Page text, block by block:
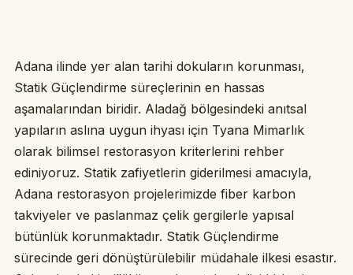
Adana ilinde yer alan tarihi dokuların korunması,
Statik Güçlendirme süreçlerinin en hassas
aşamalarından biridir. Aladağ bölgesindeki anıtsal
yapıların aslına uygun ihyası için Tyana Mimarlık
olarak bilimsel restorasyon kriterlerini rehber
ediniyoruz. Statik zafiyetlerin giderilmesi amacıyla,
Adana restorasyon projelerimizde fiber karbon
takviyeler ve paslanmaz çelik gergilerle yapısal
bütünlük korunmaktadır. Statik Güçlendirme
sürecinde geri dönüştürülebilir müdahale ilkesi esastır.